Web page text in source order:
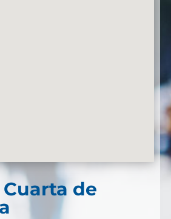
de